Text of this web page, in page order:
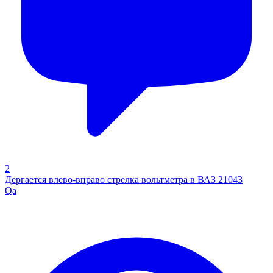
2
Дергается влево-вправо стрелка вольтметра в ВАЗ 21043
Qa